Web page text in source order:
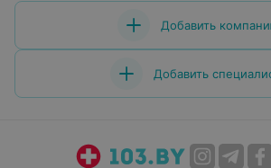
Добавить
Добавить